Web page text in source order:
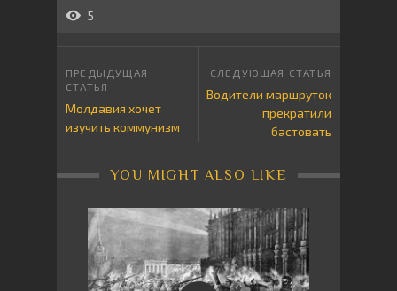
5
Молдавия хочет
изучить коммунизм
Водители маршруток
прекратили
бастовать
YOU MIGHT ALSO LIKE